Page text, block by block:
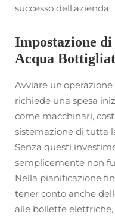
successo dell'azienda.
Impostazione
Acqua
Avviare
richiede una spesa
come macchinari,
sistemazione di tutta
Senza questi
semplicemente non
Nella pianificazione
tener conto anche
alle bollette